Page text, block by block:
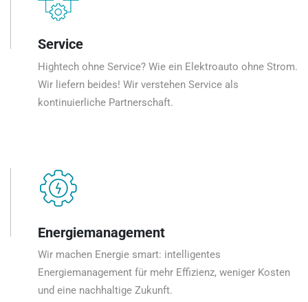
Service
Hightech ohne Service? Wie ein Elektroauto ohne Strom.
Wir liefern beides! Wir verstehen Service als
kontinuierliche Partnerschaft.
Energiemanagement
Wir machen Energie smart: intelligentes
Energiemanagement für mehr Effizienz, weniger Kosten
und eine nachhaltige Zukunft.